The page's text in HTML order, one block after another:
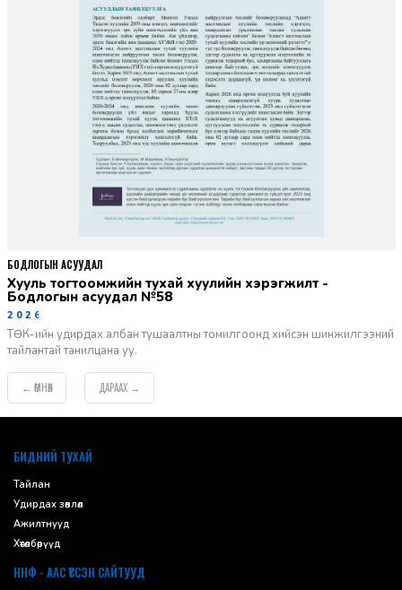
Хууль тогтоомжийн тухай хуулийн хэрэгжилт -
Бодлогын асуудал №58
2026-06-02
ТӨК-ийн удирдах албан тушаалтны томилгоонд хийсэн шинжилгээний
тайлантай танилцана уу.
БОДЛОГЫН АСУУДАЛ
← ӨМНӨХ ДАРААХ →
БИДНИЙ ТУХАЙ
Тайлан
Удирдах зөвлөл
Ажилтнууд
Хөтөлбөрүүд
ННФ - ААС ҮҮССЭН САЙТУУД